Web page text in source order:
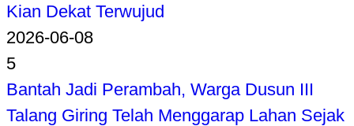
Kian Dekat Terwujud
2026-06-08
5
Bantah Jadi Perambah, Warga Dusun III
Talang Giring Telah Menggarap Lahan Sejak